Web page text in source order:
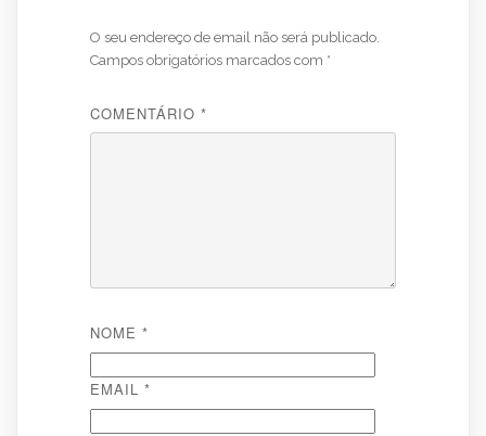
O seu endereço de email não será publicado.
Campos obrigatórios marcados com *
COMENTÁRIO *
NOME *
EMAIL *